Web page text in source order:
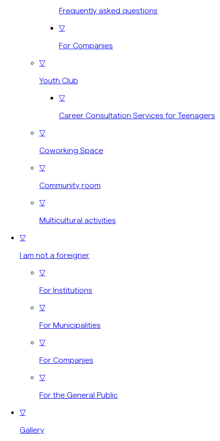
Frequently asked questions
▽
For Companies
▽
Youth Club
▽
Career Consultation Services for Teenagers
▽
Coworking Space
▽
Community room
▽
Multicultural activities
▽
I am not a foreigner
▽
For Institutions
▽
For Municipalities
▽
For Companies
▽
For the General Public
▽
Gallery